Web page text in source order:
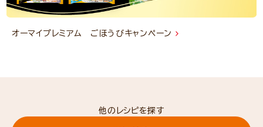
オーマイプレミアム ごほうびキャンペーン
他のレシピを探す